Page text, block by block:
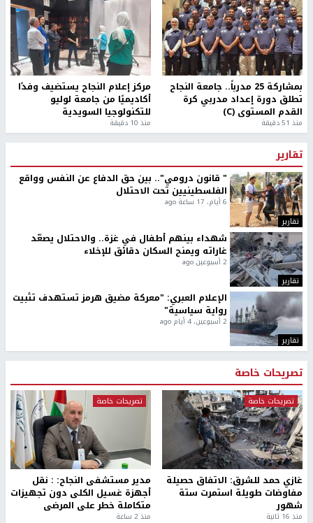
بمشاركة 25 مدرباً.. جامعة النجاح
تطلق دورة إعداد مدربي كرة
القدم المستوى (C)
منذ 51 دقيقة
مركز إعلام النجاح يستضيف وفدًا
أكاديميًا من جامعة لوليو
للتكنولوجيا السويدية
منذ 10 دقيقة
تقارير
تقارير
" قانون درومي".. بين حق الدفاع عن النفس وواقع
الفلسطينيين تحت الاحتلال
6 أيام، 17 ساعة ago
تقارير
شهداء بينهم أطفال في غزة.. والاحتلال يصعّد
غاراته ويمنح السكان دقائق للإخلاء
2 أسبوعين ago
تقارير
الإعلام العبري: "معركة مضيق هرمز تستهدف تثبيت
رواية سياسية"
2 أسبوعين، 4 أيام ago
تصريحات خاصة
تصريحات خاصة
غازي حمد للشرق: الاتفاق حصيلة
مفاوضات طويلة استمرت ستة
شهور
منذ 16 ثانية
تصريحات خاصة
مدير مستشفى النجاح: : نقل
أجهزة غسيل الكلى دون تجهيزات
متكاملة خطر على المرضى
منذ 2 ساعة